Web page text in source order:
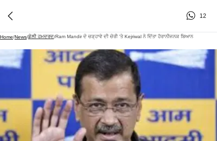
12
Home/News/ਡੇਲੀ ਹਮਦਰਦ/Ram Mandir ਦੇ ਚੜ੍ਹਾਵੇ ਦੀ ਚੋਰੀ 'ਤੇ Kejriwal ਨੇ ਦਿੱਤਾ ਹੈਰਾਨੀਜਨਕ ਬਿਆਨ